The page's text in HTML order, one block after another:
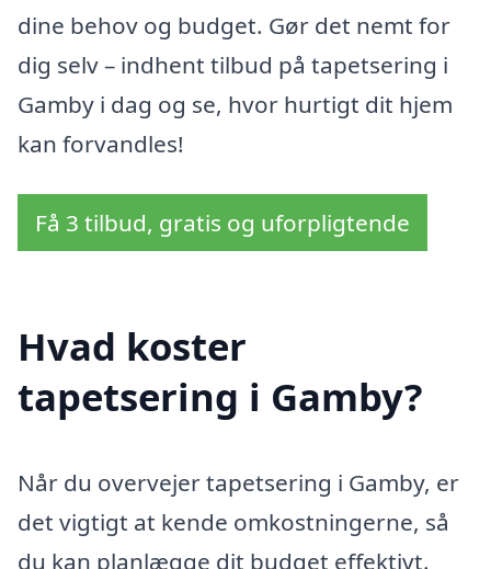
dine behov og budget. Gør det nemt for
dig selv – indhent tilbud på tapetsering i
Gamby i dag og se, hvor hurtigt dit hjem
kan forvandles!
Få 3 tilbud, gratis og uforpligtende
Hvad koster
tapetsering i Gamby?
Når du overvejer tapetsering i Gamby, er
det vigtigt at kende omkostningerne, så
du kan planlægge dit budget effektivt.